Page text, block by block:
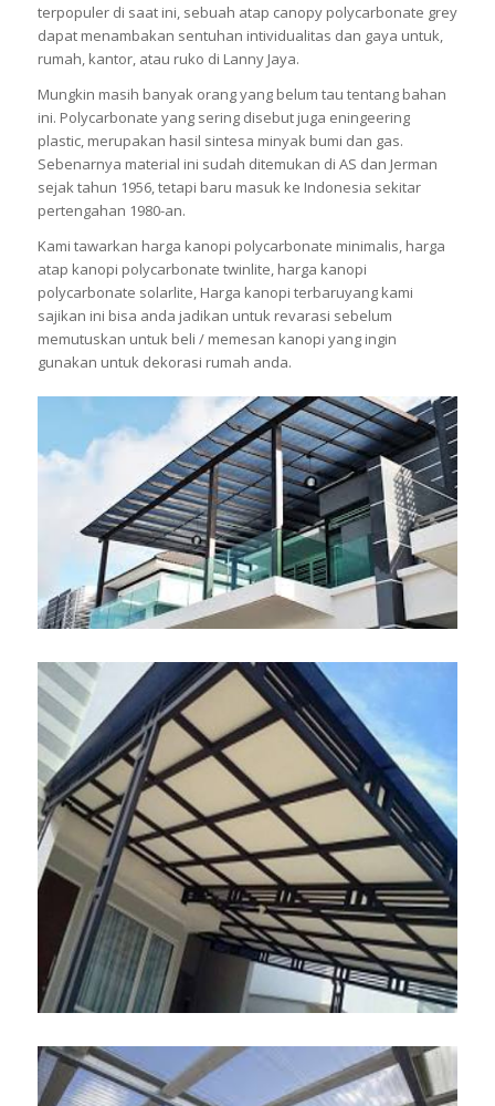
terpopuler di saat ini, sebuah atap canopy polycarbonate grey
dapat menambakan sentuhan intividualitas dan gaya untuk,
rumah, kantor, atau ruko di Lanny Jaya.
Mungkin masih banyak orang yang belum tau tentang bahan
ini. Polycarbonate yang sering disebut juga eningeering
plastic, merupakan hasil sintesa minyak bumi dan gas.
Sebenarnya material ini sudah ditemukan di AS dan Jerman
sejak tahun 1956, tetapi baru masuk ke Indonesia sekitar
pertengahan 1980-an.
Kami tawarkan harga kanopi polycarbonate minimalis, harga
atap kanopi polycarbonate twinlite, harga kanopi
polycarbonate solarlite, Harga kanopi terbaruyang kami
sajikan ini bisa anda jadikan untuk revarasi sebelum
memutuskan untuk beli / memesan kanopi yang ingin
gunakan untuk dekorasi rumah anda.